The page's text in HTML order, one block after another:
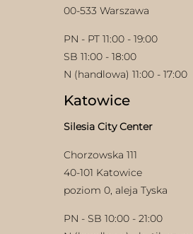
00-533 Warszawa
PN - PT 11:00 - 19:00
SB 11:00 - 18:00
N (handlowa) 11:00 - 17:00
Katowice
Silesia City Center
Chorzowska 111
40-101 Katowice
poziom 0, aleja Tyska
PN - SB 10:00 - 21:00